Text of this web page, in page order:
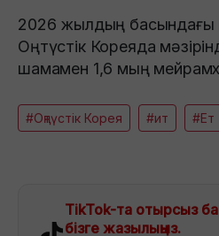
2026 жылдың басындағы
Оңтүстік Кореяда
шамамен 1,6 мың
#Оңтүстік Корея #ит #Ет
TikTok-та отырсыз
бізге жазылыңыз.